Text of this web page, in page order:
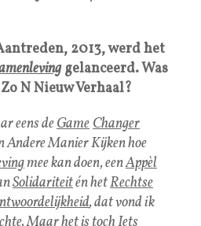
2013, werd het
gelanceerd. Was
N Nieuw Verhaal?
eens deGameChanger
Andere Manier Kijken hoe
mee kan doen, eenAppèl
Solidariteitén hetRechtse
, dat vond ik